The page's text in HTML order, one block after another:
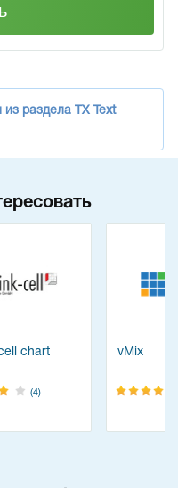
из раздела TX Text
chart
(4)
vMix